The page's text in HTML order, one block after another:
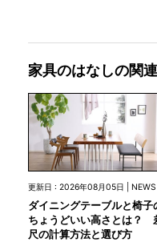
家具のはなしの関
更新日 : 2026年08月05日 | NEWS
ダイニングテーブルと椅子
ちょうどいい高さとは？
尺の計算方法と選び方